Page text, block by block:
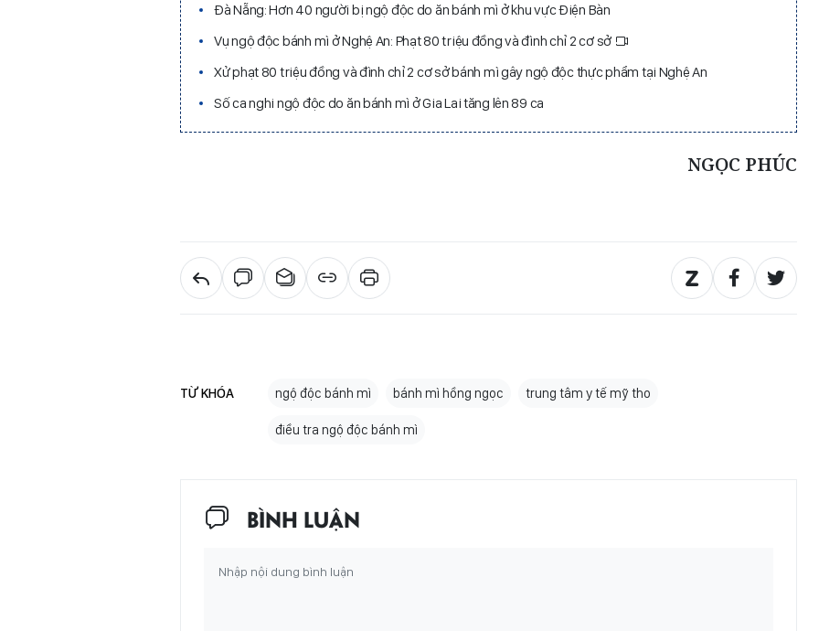
Đà Nẵng: Hơn 40 người bị ngộ độc do ăn bánh mì ở khu vực Điện Bàn
Vụ ngộ độc bánh mì ở Nghệ An: Phạt 80 triệu đồng và đình chỉ 2 cơ sở
Xử phạt 80 triệu đồng và đình chỉ 2 cơ sở bánh mì gây ngộ độc thực phẩm tại Nghệ An
Số ca nghi ngộ độc do ăn bánh mì ở Gia Lai tăng lên 89 ca
NGỌC PHÚC
TỪ KHÓA ngộ độc bánh mì bánh mì hồng ngọc trung tâm y tế mỹ tho
điều tra ngộ độc bánh mì
BÌNH LUẬN